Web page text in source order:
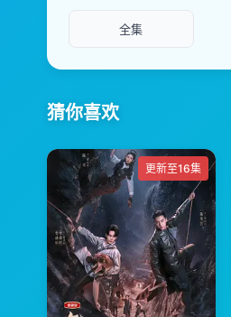
全集
猜你喜欢
更新至16集